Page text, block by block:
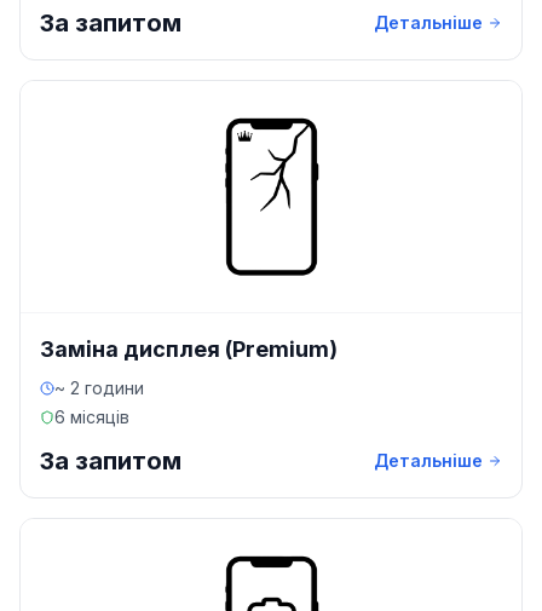
За запитом Детальніше
Заміна дисплея (Premium)
~ 2 години
6 місяців
За запитом Детальніше